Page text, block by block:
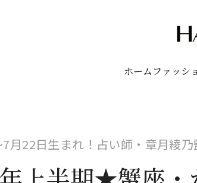
ホーム ファッシ
月22日生まれ！占い師・章月綾乃